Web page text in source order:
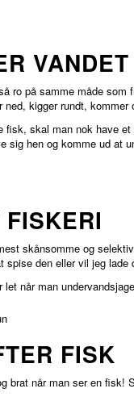
VANDET
ro på samme måde
kigger rundt,
fisk, skal man nok have
sig hen og komme ud at
skånsomme og
spise den eller vil jeg lade
let når man
FISK
brat når man ser en